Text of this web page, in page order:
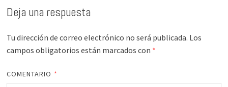
Deja una respuesta
Tu dirección de correo electrónico no será publicada. Los
campos obligatorios están marcados con *
COMENTARIO *